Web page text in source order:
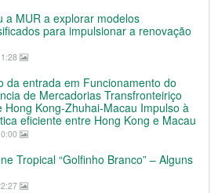
a MUR a explorar modelos
para impulsionar a renovação
da entrada em Funcionamento do
de Mercadorias Transfronteiriço
Hong Kong-Zhuhai-Macau Impulso à
eficiente entre Hong Kong e Macau
Tropical “Golfinho Branco” – Alguns